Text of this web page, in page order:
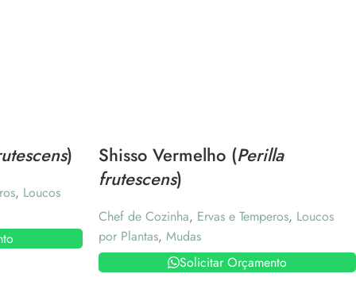
)
, Loucos
Shisso Vermelho (Perilla
frutescens)
Chef de Cozinha, Ervas e Temperos, Loucos
por Plantas, Mudas
Solicitar Orçamento